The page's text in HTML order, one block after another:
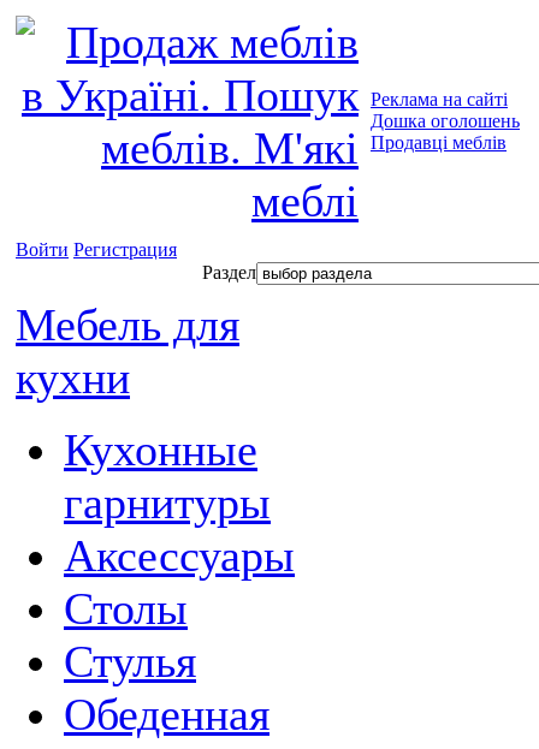
Реклама на сайті
Дошка оголошень
Продавці меблів
Войти Регистрация
Раздел
Мебель для
кухни
Кухонные
гарнитуры
Аксессуары
Столы
Стулья
Обеденная